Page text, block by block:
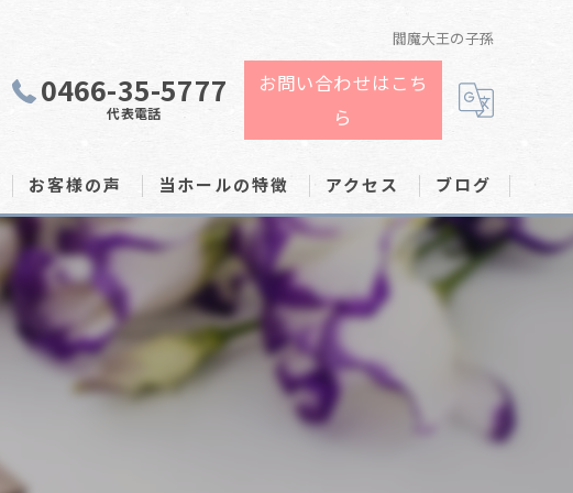
閻魔大王の子孫
0466-35-5777
代表電話
お問い合わせはこち
ら
お客様の声 当ホールの特徴
費用
告別式
アクセス ブログ